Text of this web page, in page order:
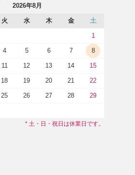
2026年8月
火 水 木 金 土
1
4 5 6 7 8
11 12 13 14 15
18 19 20 21 22
25 26 27 28 29
* 土・日・祝日は休業日です。